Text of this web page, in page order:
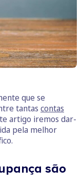
que se
tantas contas
artigo iremos dar-
pela melhor
são